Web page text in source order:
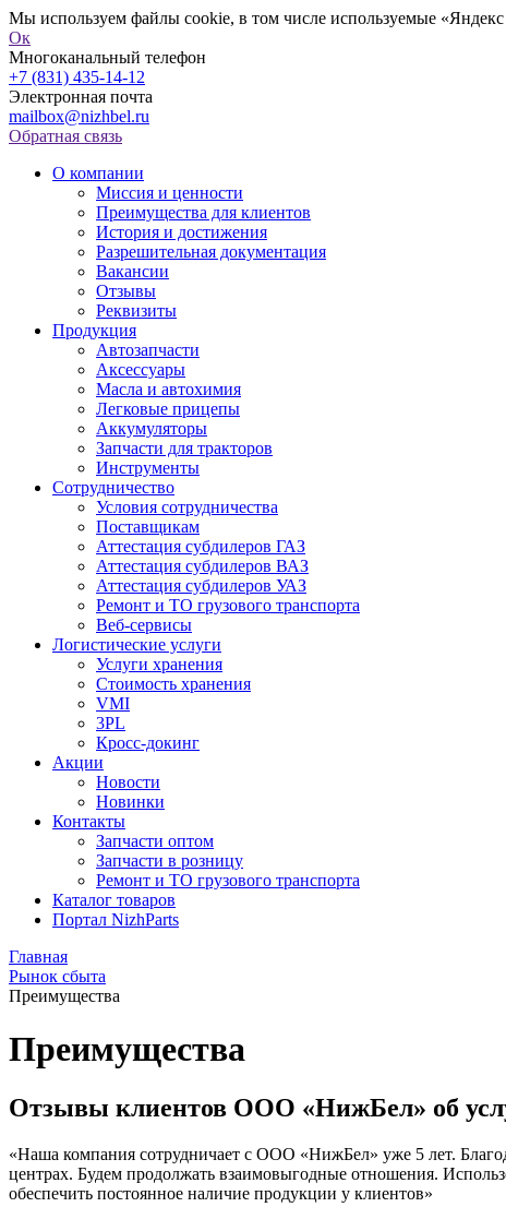
Мы используем файлы cookie, в том числе используемые
Ок
Многоканальный телефон
+7 (831) 435-14-12
Электронная почта
mailbox@nizhbel.ru
Обратная связь
О компании
Миссия и ценности
Преимущества для клиентов
История и достижения
Разрешительная документация
Вакансии
Отзывы
Реквизиты
Продукция
Автозапчасти
Аксессуары
Масла и автохимия
Легковые прицепы
Аккумуляторы
Запчасти для тракторов
Инструменты
Сотрудничество
Условия сотрудничества
Поставщикам
Аттестация субдилеров ГАЗ
Аттестация субдилеров ВАЗ
Аттестация субдилеров УАЗ
Ремонт и ТО грузового транспорта
Веб-сервисы
Логистические услуги
Услуги хранения
Стоимость хранения
VMI
3PL
Кросс-докинг
Акции
Новости
Новинки
Контакты
Запчасти оптом
Запчасти в розницу
Ремонт и ТО грузового транспорта
Каталог товаров
Портал NizhParts
Главная
Рынок сбыта
Преимущества
Преимущества
Отзывы клиентов ООО «НижБел» об
«Наша компания сотрудничает с ООО «НижБел» уже 5 лет.
центрах. Будем продолжать взаимовыгодные отношения.
обеспечить постоянное наличие продукции у клиентов»